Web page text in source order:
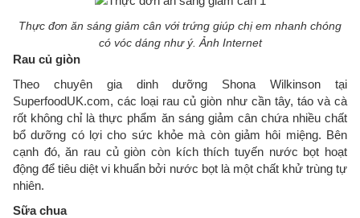
Thực đơn ăn sáng giảm cân với trứng giúp chị em nhanh chóng
có vóc dáng như ý. Ảnh Internet
Rau củ giòn
Theo chuyên gia dinh dưỡng Shona Wilkinson tại
SuperfoodUK.com, các loại rau củ giòn như cần tây, táo và cà
rốt không chỉ là thực phẩm ăn sáng giảm cân chứa nhiều chất
bổ dưỡng có lợi cho sức khỏe mà còn giảm hôi miệng. Bên
cạnh đó, ăn rau củ giòn còn kích thích tuyến nước bọt hoạt
động để tiêu diệt vi khuẩn bởi nước bọt là một chất khử trùng tự
nhiên.
Sữa chua